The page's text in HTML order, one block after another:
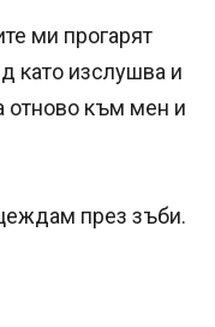
ми прогарят
като изслушва и
отново към мен и
през зъби.